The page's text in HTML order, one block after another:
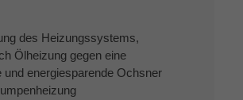
des Heizungssystems,
Ölheizung gegen eine
und energiesparende Ochsner